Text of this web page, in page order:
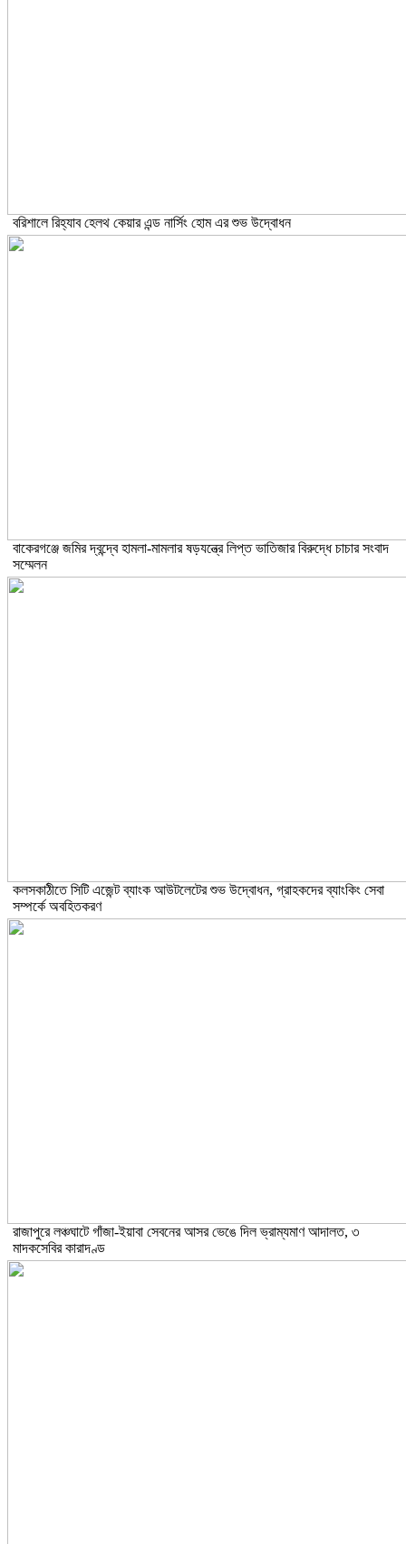
বরিশালে রিহ্যাব হেলথ কেয়ার এন্ড নার্সিং হোম এর শুভ উদ্বোধন
বাকেরগঞ্জে জমির দ্বন্দ্বে হামলা-মামলার ষড়যন্ত্রে লিপ্ত ভাতিজার বিরুদ্ধে চাচার সংবাদ
সম্মেলন
কলসকাঠীতে সিটি এজেন্ট ব্যাংক আউটলেটের শুভ উদ্বোধন, গ্রাহকদের ব্যাংকিং সেবা
সম্পর্কে অবহিতকরণ
রাজাপুরে লঞ্চঘাটে গাঁজা-ইয়াবা সেবনের আসর ভেঙে দিল ভ্রাম্যমাণ আদালত, ৩
মাদকসেবির কারাদণ্ড